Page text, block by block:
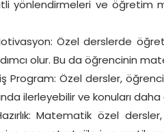
yönlendirmeleri ve öğretim
Özel derslerde
olur. Bu da öğrencinin
Program: Özel dersler,
ilerleyebilir ve konuları
Matematik özel